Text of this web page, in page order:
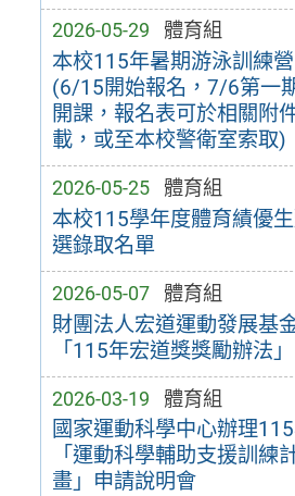
2026-05-29 體育組
本校115年暑期游泳訓練營
(6/15開始報名，7/6第一
開課，報名表可於相關附
載，或至本校警衛室索取)
2026-05-25 體育組
本校115學年度體育績優
選錄取名單
2026-05-07 體育組
財團法人宏道運動發展基
「115年宏道獎獎勵辦法」
2026-03-19 體育組
國家運動科學中心辦理
「運動科學輔助支援訓練
畫」申請說明會